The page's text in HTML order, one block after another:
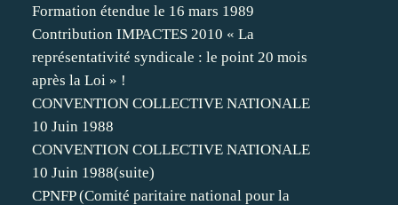
Formation étendue le 16 mars 1989
Contribution IMPACTES 2010 « La
représentativité syndicale : le point 20 mois
après la Loi » !
CONVENTION COLLECTIVE NATIONALE
10 Juin 1988
CONVENTION COLLECTIVE NATIONALE
10 Juin 1988(suite)
CPNFP (Comité paritaire national pour la